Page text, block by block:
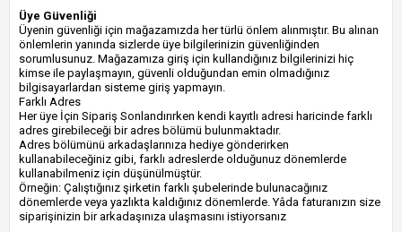
Üye Güvenliği
Üyenin güvenliği için mağazamızda her türlü önlem alınmıştır. Bu alınan
önlemlerin yanında sizlerde üye bilgilerinizin güvenliğinden
sorumlusunuz. Mağazamıza giriş için kullandığınız bilgilerinizi hiç
kimse ile paylaşmayın, güvenli olduğundan emin olmadığınız
bilgisayarlardan sisteme giriş yapmayın.
Farklı Adres
Her üye İçin Sipariş Sonlandırırken kendi kayıtlı adresi haricinde farklı
adres girebileceği bir adres bölümü bulunmaktadır.
Adres bölümünü arkadaşlarınıza hediye gönderirken
kullanabileceğiniz gibi, farklı adreslerde olduğunuz dönemlerde
kullanabilmeniz için düşünülmüştür.
Örneğin: Çalıştığınız şirketin farklı şubelerinde bulunacağınız
dönemlerde veya yazlıkta kaldığınız dönemlerde. Yâda faturanızın size
siparişinizin bir arkadaşınıza ulaşmasını istiyorsanız